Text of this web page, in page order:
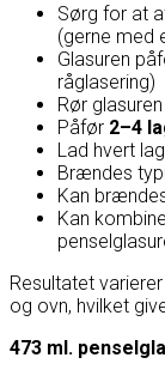
Sørg for at
(gerne med
Glasuren
råglasering)
Rør
Påfør 2–4
Lad hvert
Brændes
Kan
Kan
Resultatet
og ovn, hvilket
473 ml.